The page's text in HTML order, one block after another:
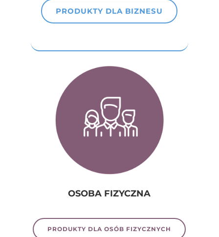
PRODUKTY DLA BIZNESU
OSOBA FIZYCZNA
PRODUKTY DLA OSÓB FIZYCZNYCH